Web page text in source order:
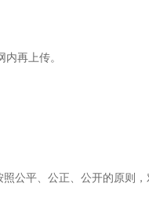
再上传。
公平、公正、公开的原则，